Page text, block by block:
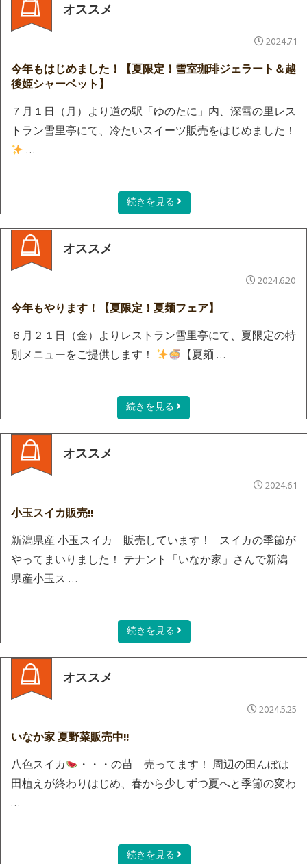
オススメ
2024.7.1
今年もはじめました！【夏限定！雪室珈琲ジェラート＆越
後姫シャーベット】
７月１日（月）より道の駅「ゆのたに」内、深雪の里レス
トラン雪里亭にて、冷たいスイーツ販売をはじめました！
…
続きを見る
オススメ
2024.6.20
今年もやります！【夏限定！夏麺フェア】
６月２１日（金）よりレストラン雪里亭にて、夏限定の特
別メニューをご提供します！
【夏麺 …
続きを見る
オススメ
2024.6.1
小玉スイカ販売!!
新潟県産 小玉スイカ 販売しています！ スイカの季節が
やってまいりました！ テナント「いなか家」さんで新潟
県産小玉ス …
続きを見る
オススメ
2024.5.25
いなか家 夏野菜販売中!!
八色スイカ
・・・の苗 売ってます！ 周辺の田んぼは
田植えが終わりはじめ、春から少しずつ夏へと季節の変わ
…
続きを見る